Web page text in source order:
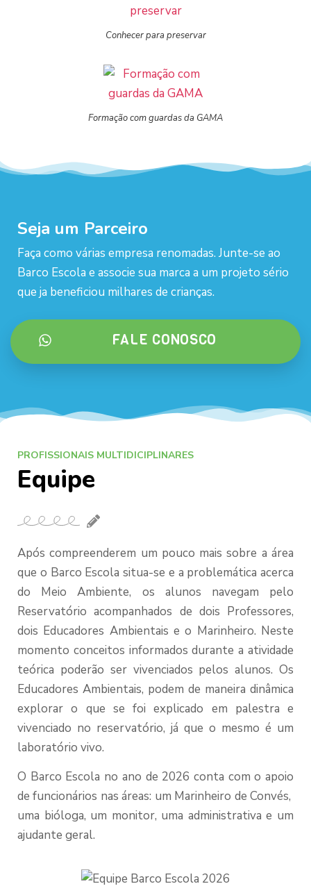
Conhecer para preservar
Formação com guardas da GAMA
Seja um Parceiro
Faça como várias empresa renomadas. Junte-se ao
Barco Escola e associe sua marca a um projeto sério
que ja beneficiou milhares de crianças.
FALE CONOSCO
PROFISSIONAIS MULTIDICIPLINARES
Equipe
Após compreenderem um pouco mais sobre a área
que o Barco Escola situa-se e a problemática acerca
do Meio Ambiente, os alunos navegam pelo
Reservatório acompanhados de dois Professores,
dois Educadores Ambientais e o Marinheiro. Neste
momento conceitos informados durante a atividade
teórica poderão ser vivenciados pelos alunos. Os
Educadores Ambientais, podem de maneira dinâmica
explorar o que se foi explicado em palestra e
vivenciado no reservatório, já que o mesmo é um
laboratório vivo.
O Barco Escola no ano de 2026 conta com o apoio
de funcionários nas áreas: um Marinheiro de Convés,
uma bióloga, um monitor, uma administrativa e um
ajudante geral.